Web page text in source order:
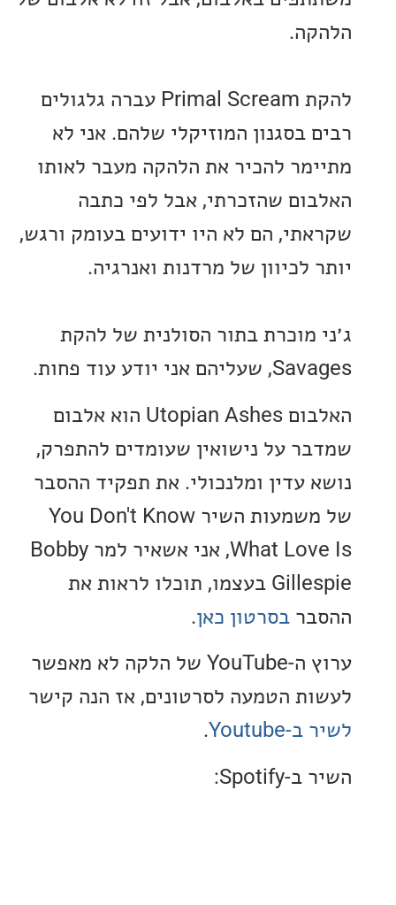
להקת Primal Scream עברה גלגולים
בסגנון המוזיקלי שלהם. אני לא
להכיר את הלהקה מעבר לאותו
שהזכרתי, אבל לפי כתבה
הם לא היו ידועים בעומק ורגש,
לכיוון של מרדנות ואנרגיה.
מוכרת בתור הסולנית של להקת
האלבום Utopian Ashes הוא אלבום
על נישואין שעומדים להתפרק,
עדין ומלנכולי. את תפקיד ההסבר
של משמעות השיר You Don't Know
What Love Is, אני אשאיר למר Bobby
Gillespie בעצמו, תוכלו לראות את
בסרטון כאן.
ערוץ ה-YouTube של הלקה לא מאפשר
הטמעה לסרטונים, אז הנה קישר
.